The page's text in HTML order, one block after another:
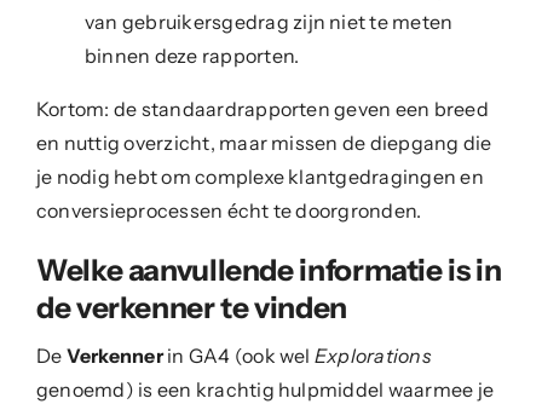
van gebruikersgedrag zijn niet te meten
binnen deze rapporten.
Kortom: de standaardrapporten geven een breed
en nuttig overzicht, maar missen de diepgang die
je nodig hebt om complexe klantgedragingen en
conversieprocessen écht te doorgronden.
Welke aanvullende informatie is in
de verkenner te vinden
De Verkennerin GA4 (ook wel Explorations
genoemd) is een krachtig hulpmiddel waarmee je